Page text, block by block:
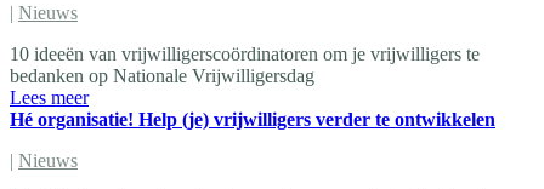
| Nieuws
10 ideeën van vrijwilligerscoördinatoren om je vrijwilligers te
bedanken op Nationale Vrijwilligersdag
Lees meer
Hé organisatie! Help (je) vrijwilligers verder te ontwikkelen
| Nieuws